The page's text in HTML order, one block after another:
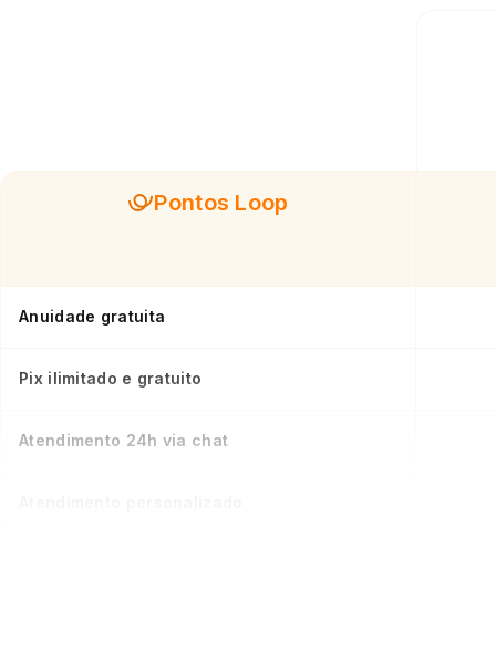
Pontos Loop
Anuidade gratuita
Pix ilimitado e gratuito
Atendimento 24h via chat